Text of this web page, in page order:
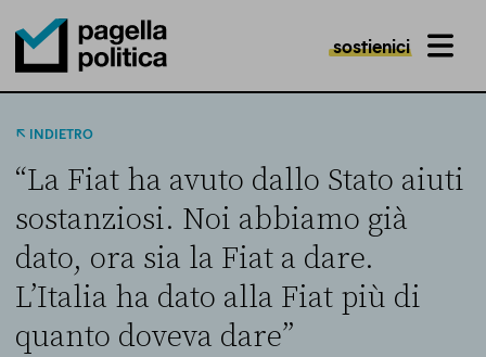
Pagella Politica Logo
sostienici MENU
INDIETRO
“La Fiat ha avuto dallo Stato aiuti
sostanziosi. Noi abbiamo già
dato, ora sia la Fiat a dare.
L’Italia ha dato alla Fiat più di
quanto doveva dare”